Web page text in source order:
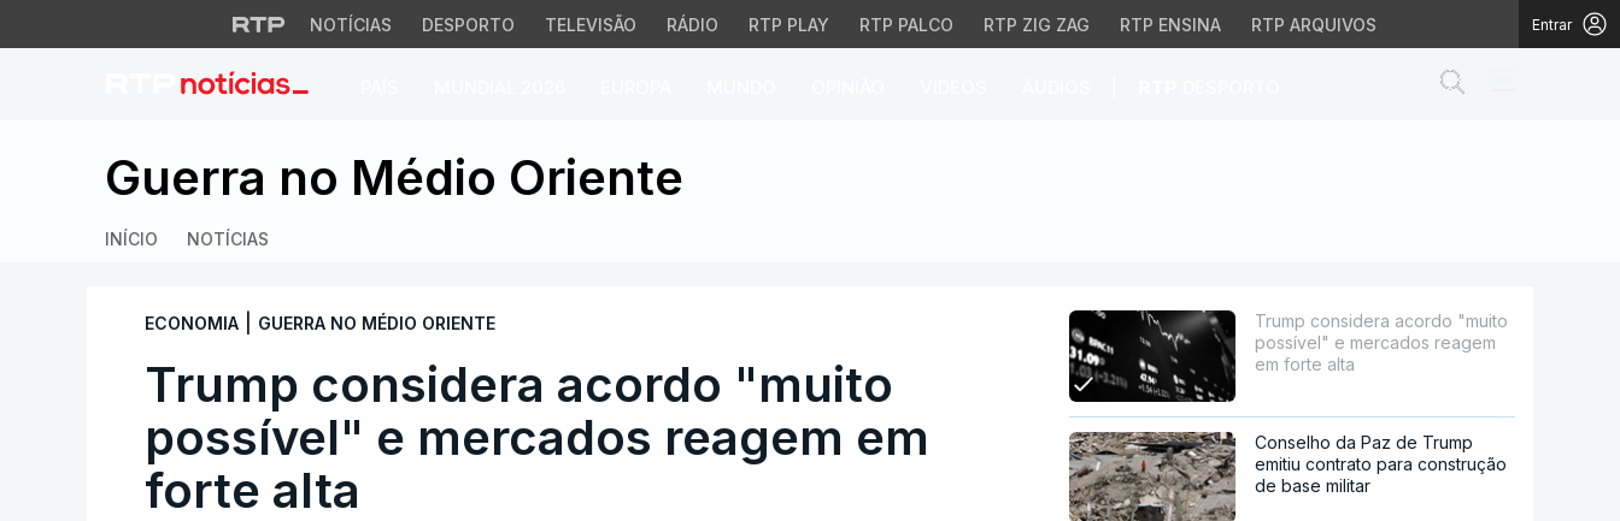
NOTÍCIAS DESPORTO TELEVISÃO RÁDIO RTP PLAY RTP PALCO RTP ZIG ZAG RTP ENSINA RTP ARQUIVOS Entrar
Trump considera acordo "muito possível" e mercados reagem
Guerra no Médio Oriente
INÍCIO NOTÍCIAS
ECONOMIA GUERRA NO MÉDIO ORIENTE
Trump considera acordo "muito
possível" e mercados reagem em
forte alta
Trump considera acordo "muito
possível" e mercados reagem
em forte alta
Conselho da Paz de Trump
emitiu contrato para construção
de base militar